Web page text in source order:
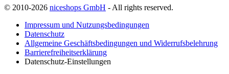
© 2010-2026 niceshops GmbH - All rights reserved.
Impressum und Nutzungsbedingungen
Datenschutz
Allgemeine Geschäftsbedingungen und Widerrufsbelehrung
Barrierefreiheitserklärung
Datenschutz-Einstellungen